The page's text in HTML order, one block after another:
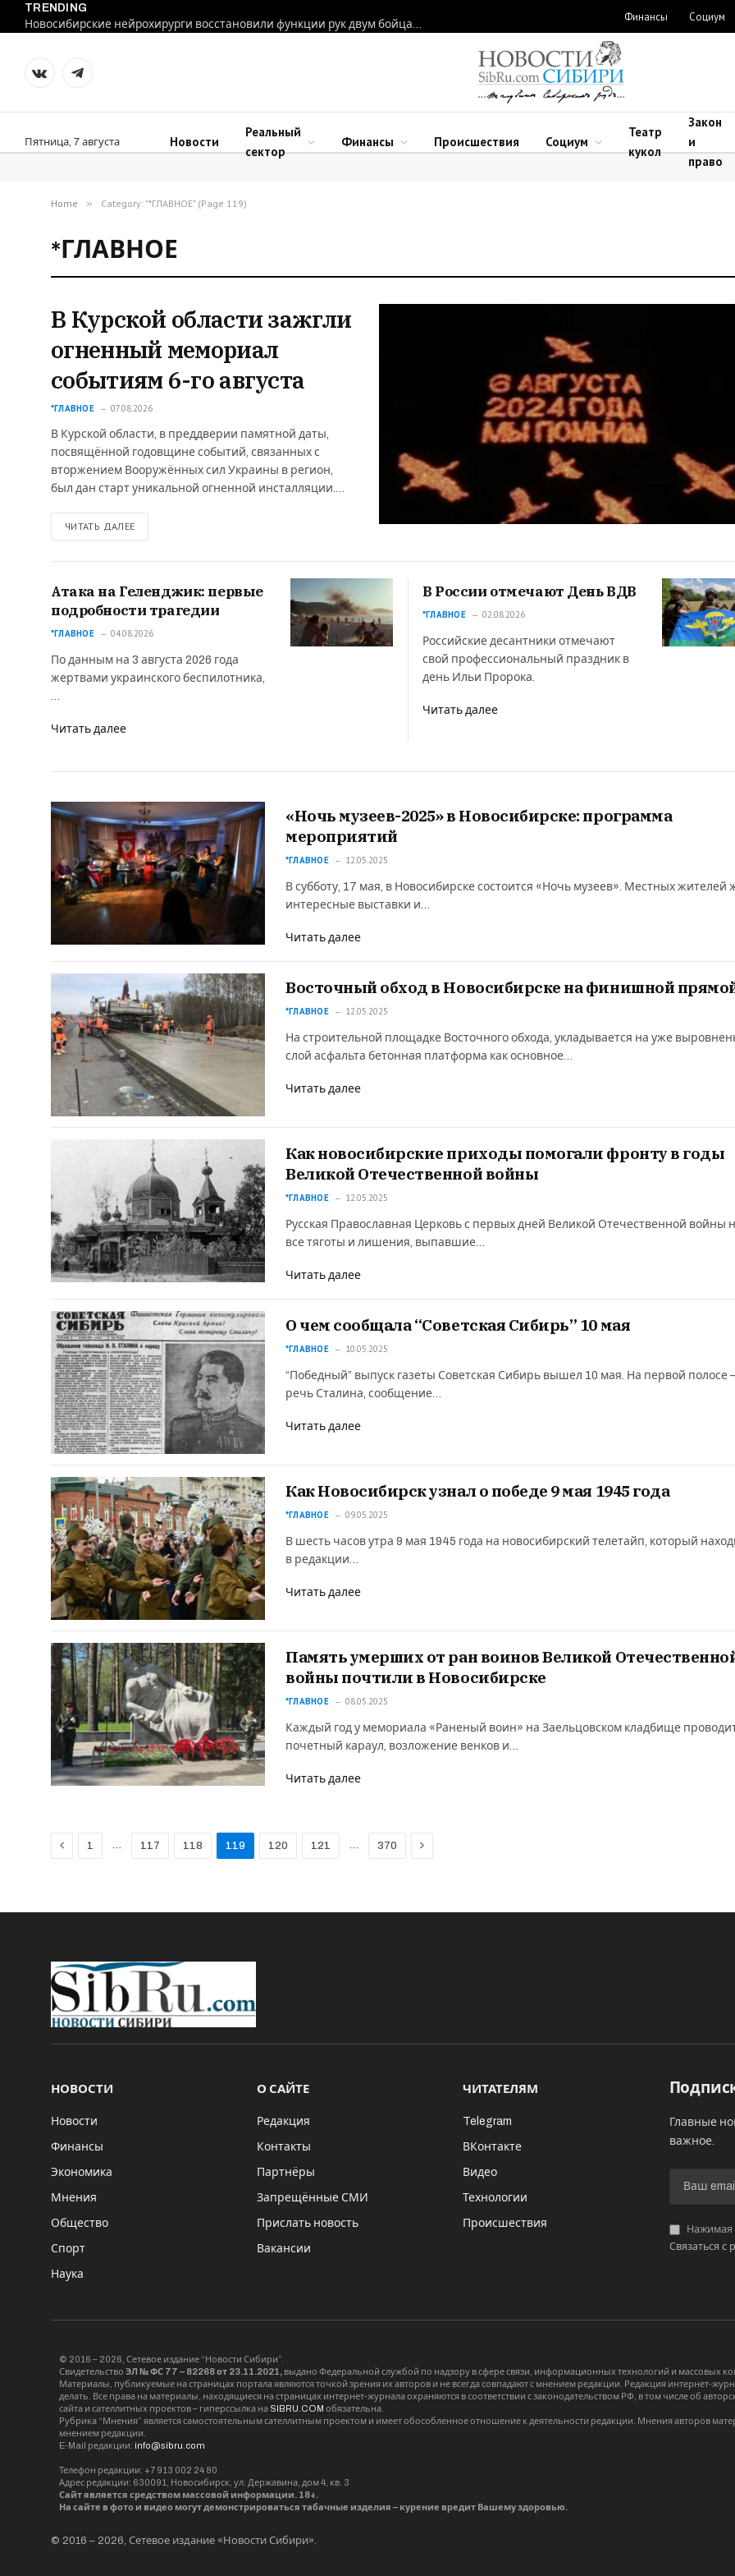
TRENDING
Новосибирские нейрохирурги восстановили функции рук двум бойцам после минно-взрывных травм
Финансы Социум
VKontakteTelegram
Пятница, 7 августа Новости
Реальный
сектор
Финансы Происшествия Социум
Театр
кукол
Закон
и
право
Home » Category: "*ГЛАВНОЕ" (Page 119)
*ГЛАВНОЕ
В Курской области зажгли
огненный мемориал
событиям 6-го августа
*ГЛАВНОЕ 07.08.2026
В Курской области, в преддверии памятной даты,
посвящённой годовщине событий, связанных с
вторжением Вооружённых сил Украины в регион,
был дан старт уникальной огненной инсталляции.…
ЧИТАТЬ ДАЛЕЕ
Атака на Геленджик: первые
подробности трагедии
*ГЛАВНОЕ 04.08.2026
По данным на 3 августа 2026 года
жертвами украинского беспилотника,
…
Читать далее
В России отмечают День ВДВ
*ГЛАВНОЕ 02.08.2026
Российские десантники отмечают
свой профессиональный праздник в
день Ильи Пророка.
Читать далее
«Ночь музеев-2025» в Новосибирске: программа
мероприятий
*ГЛАВНОЕ 12.05.2025
В субботу, 17 мая, в Новосибирске состоится «Ночь музеев». Местных жителей
интересные выставки и…
Читать далее
Восточный обход в Новосибирске на финишной
*ГЛАВНОЕ 12.05.2025
На строительной площадке Восточного обхода, укладывается на уже
слой асфальта бетонная платформа как основное…
Читать далее
Как новосибирские приходы помогали фронту в годы
Великой Отечественной войны
*ГЛАВНОЕ 12.05.2025
Русская Православная Церковь с первых дней Великой Отечественной войны
все тяготы и лишения, выпавшие…
Читать далее
О чем сообщала “Советская Сибирь” 10 мая
*ГЛАВНОЕ 10.05.2025
“Победный” выпуск газеты Советская Сибирь вышел 10 мая. На первой полосе –
речь Сталина, сообщение…
Читать далее
Как Новосибирск узнал о победе 9 мая 1945 года
*ГЛАВНОЕ 09.05.2025
В шесть часов утра 9 мая 1945 года на новосибирский телетайп, который
в редакции…
Читать далее
Память умерших от ран воинов Великой
войны почтили в Новосибирске
*ГЛАВНОЕ 08.05.2025
Каждый год у мемориала «Раненый воин» на Заельцовском кладбище
почетный караул, возложение венков и…
Читать далее
Previous
1 … 117 118 119 120 121 … 370 Next
НОВОСТИ
Новости
Финансы
Экономика
Мнения
Общество
Спорт
Наука
О САЙТЕ
Редакция
Контакты
Партнёры
Запрещённые СМИ
Прислать новость
Вакансии
ЧИТАТЕЛЯМ
Telegram
ВКонтакте
Видео
Технологии
Происшествия
Главные
важное.
Нажимая
Связаться с
© 2016 – 2026, Сетевое издание “Новости Сибири”.
Свидетельство ЭЛ № ФС 77 – 82268 от 23.11.2021, выдано Федеральной службой по надзору в сфере связи, информационных технологий и массовых
Материалы, публикуемые на страницах портала являются точкой зрения их авторов и не всегда совпадают с мнением редакции. Редакция интернет-
делать. Все права на материалы, находящиеся на страницах интернет-журнала охраняются в соответствии с законодательством РФ, в том числе об
сайта и сателлитных проектов – гиперссылка на SIBRU.COM обязательна.
Рубрика “Мнения” является самостоятельным сателлитным проектом и имеет обособленное отношение к деятельности редакции. Мнения авторов
мнением редакции.
E-Mail редакции: info@sibru.com
Телефон редакции: +7 913 002 24 80
Адрес редакции: 630091, Новосибирск, ул. Державина, дом 4, кв. 3
Сайт является средством массовой информации. 18+.
На сайте в фото и видео могут демонстрироваться табачные изделия – курение вредит Вашему здоровью.
© 2016 – 2026, Сетевое издание «Новости Сибири».